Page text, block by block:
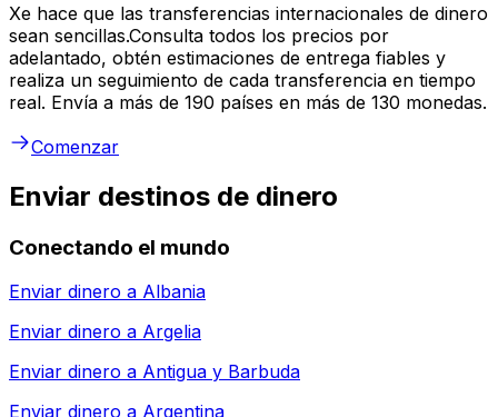
Xe hace que las transferencias internacionales de dinero
sean sencillas.Consulta todos los precios por
adelantado, obtén estimaciones de entrega fiables y
realiza un seguimiento de cada transferencia en tiempo
real. Envía a más de 190 países en más de 130 monedas.
Comenzar
Enviar destinos de dinero
Conectando el mundo
Enviar dinero a Albania
Enviar dinero a Argelia
Enviar dinero a Antigua y Barbuda
Enviar dinero a Argentina